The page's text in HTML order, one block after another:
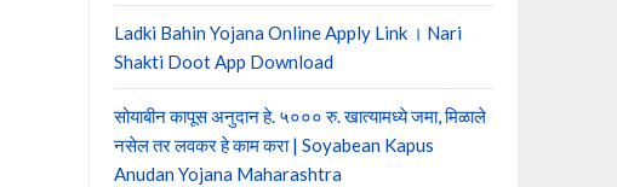
Ladki Bahin Yojana Online Apply Link । Nari
Shakti Doot App Download
सोयाबीन कापूस अनुदान हे. ५००० रु. खात्यामध्ये जमा, मिळाले
नसेल तर लवकर हे काम करा | Soyabean Kapus
Anudan Yojana Maharashtra